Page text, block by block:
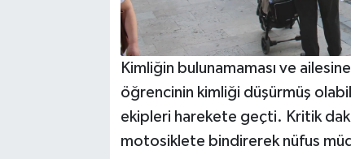
Kimliğin bulunamaması ve
öğrencinin kimliği düşürmüş
ekipleri harekete geçti. Kritik
motosiklete bindirerek nüfus